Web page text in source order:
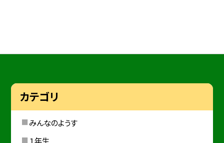
カテゴリ
みんなのようす
１年生